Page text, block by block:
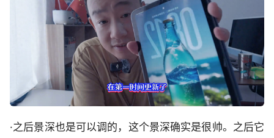
·之后景深也是可以调的，这个景深确实是很帅。之后它